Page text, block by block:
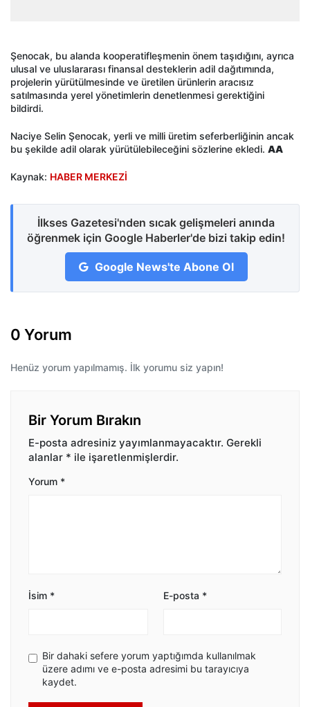
Şenocak, bu alanda kooperatifleşmenin önem taşıdığını, ayrıca
ulusal ve uluslararası finansal desteklerin adil dağıtımında,
projelerin yürütülmesinde ve üretilen ürünlerin aracısız
satılmasında yerel yönetimlerin denetlenmesi gerektiğini
bildirdi.
Naciye Selin Şenocak, yerli ve milli üretim seferberliğinin ancak
bu şekilde adil olarak yürütülebileceğini sözlerine ekledi. AA
Kaynak: HABER MERKEZİ
İlkses Gazetesi'nden sıcak gelişmeleri anında
öğrenmek için Google Haberler'de bizi takip edin!
Google News'te Abone Ol
0 Yorum
Henüz yorum yapılmamış. İlk yorumu siz yapın!
Bir Yorum Bırakın
E-posta adresiniz yayımlanmayacaktır. Gerekli
alanlar * ile işaretlenmişlerdir.
Yorum *
İsim * E-posta *
Bir dahaki sefere yorum yaptığımda kullanılmak
üzere adımı ve e-posta adresimi bu tarayıcıya
kaydet.